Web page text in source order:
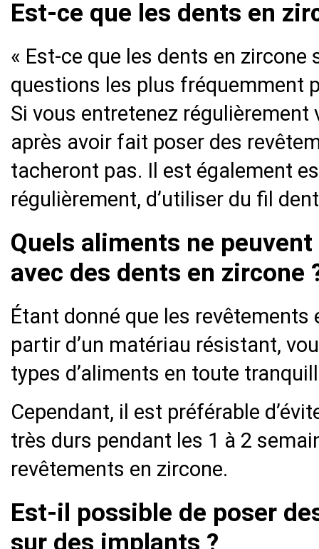
Est-ce que les dents en
« Est-ce que les dents en zircone
questions les plus fréquemment
Si vous entretenez
après avoir fait poser des
tacheront pas. Il est également
régulièrement, d’utiliser du fil
Quels aliments ne
avec des dents en zircone
Étant donné que les
partir d’un matériau résistant,
types d’aliments en toute
Cependant, il est préférable
très durs pendant les 1 à 2
revêtements en zircone.
Est-il possible de poser
sur des implants ?